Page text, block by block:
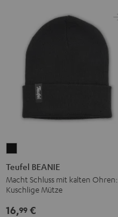
BEANIE
Schwarz
Teufel BEANIE
Macht Schluss mit kalten Ohren:
Kuschlige Mütze
16,99 €